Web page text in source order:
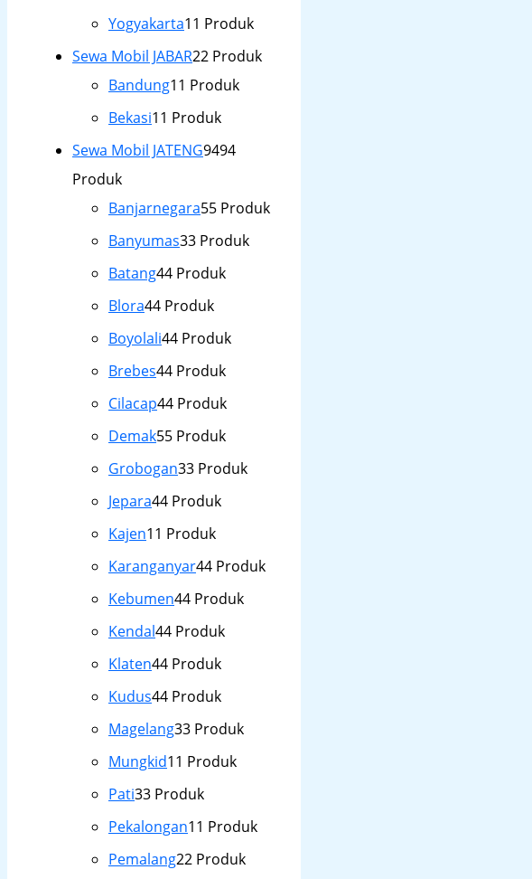
Yogyakarta11 Produk
Sewa Mobil JABAR22 Produk
Bandung11 Produk
Bekasi11 Produk
Sewa Mobil JATENG9494
Produk
Banjarnegara55 Produk
Banyumas33 Produk
Batang44 Produk
Blora44 Produk
Boyolali44 Produk
Brebes44 Produk
Cilacap44 Produk
Demak55 Produk
Grobogan33 Produk
Jepara44 Produk
Kajen11 Produk
Karanganyar44 Produk
Kebumen44 Produk
Kendal44 Produk
Klaten44 Produk
Kudus44 Produk
Magelang33 Produk
Mungkid11 Produk
Pati33 Produk
Pekalongan11 Produk
Pemalang22 Produk